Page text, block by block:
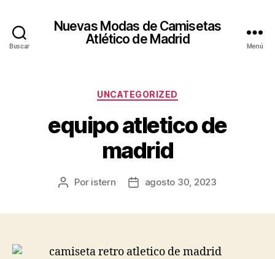
Buscar
Nuevas Modas de Camisetas
Atlético de Madrid
Menú
Categorías
UNCATEGORIZED
equipo atletico de
madrid
Autor
Por istern
Fechaagosto 30, 2023